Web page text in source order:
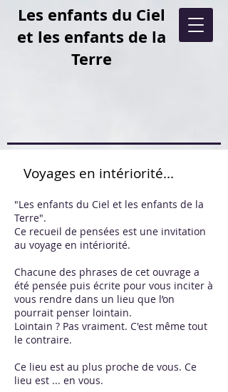
Les enfants du Ciel
et les enfants de la
Terre
Voyages en intériorité...
"Les enfants du Ciel et les enfants de la
Terre".
Ce recueil de pensées est une invitation
au voyage en intériorité.
Chacune des phrases de cet ouvrage a
été pensée puis écrite pour vous inciter à
vous rendre dans un lieu que l’on
pourrait penser lointain.
Lointain ? Pas vraiment. C'est même tout
le contraire.
Ce lieu est au plus proche de vous. Ce
lieu est ... en vous.